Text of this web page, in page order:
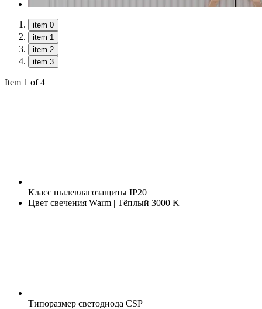
item 0
item 1
item 2
item 3
Item 1 of 4
Класс пылевлагозащиты IP20
Цвет свечения Warm | Тёплый 3000 K
Типоразмер светодиода CSP